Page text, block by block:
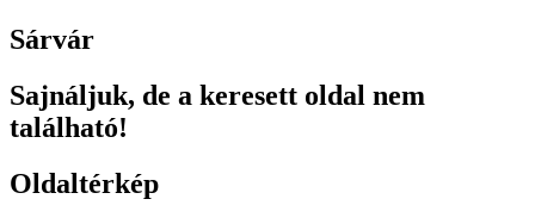
Sárvár
Sajnáljuk, de a keresett oldal nem
található!
Oldaltérkép